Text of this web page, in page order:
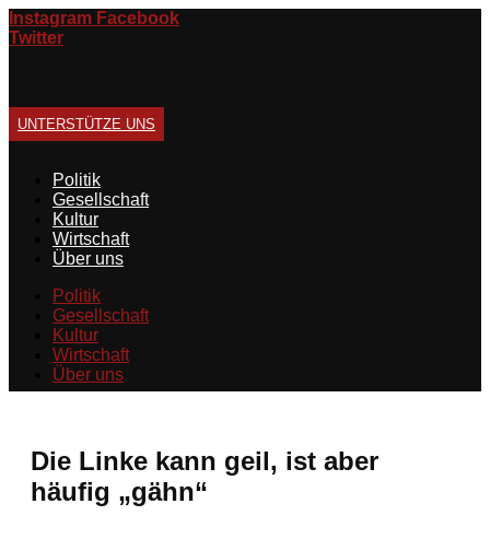
Zum
Inhalt
Instagram Facebook
Twitter
UNTERSTÜTZE UNS
Politik
Gesellschaft
Kultur
Wirtschaft
Über uns
Politik
Gesellschaft
Kultur
Wirtschaft
Über uns
Die Linke kann geil, ist aber
häufig „gähn“